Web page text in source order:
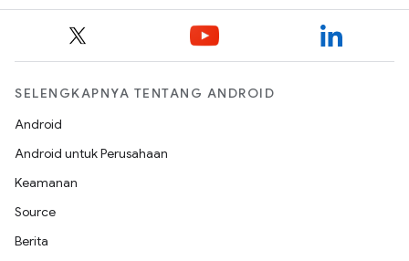
SELENGKAPNYA TENTANG ANDROID
Android
Android untuk Perusahaan
Keamanan
Source
Berita